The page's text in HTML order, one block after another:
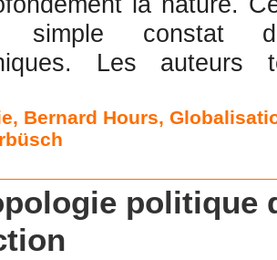
constat
Les
, Bernard Hours,
politique